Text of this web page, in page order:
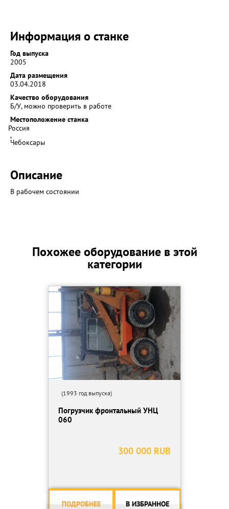
Информация о станке
Год выпуска
2005
Дата размещения
03.04.2018
Качество оборудования
Б/У, можно проверить в работе
Местоположение станка
Россия
,
Чебоксары
Описание
В рабочем состоянии
Похожее оборудование в этой
категории
(1993 год выпуска)
Погрузчик фронтальный УНЦ
060
300 000 RUB
ПОДРОБНЕЕ В ИЗБРАННОЕ